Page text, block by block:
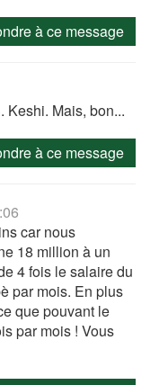
à ce message
Keshi. Mais, bon...
à ce message
car nous
18 million à un
4 fois le salaire du
par mois. En plus
que pouvant le
par mois ! Vous